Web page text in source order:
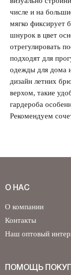
числе и на
мягко фиксирует
шнурок в цвет
отрегулировать
подходят для
одежды для дома
дизайн летних
верхом, такие
гардероба
Рекомендуем
О НАС
О компании
Контакты
Наш оптовый
ПОМОЩЬ